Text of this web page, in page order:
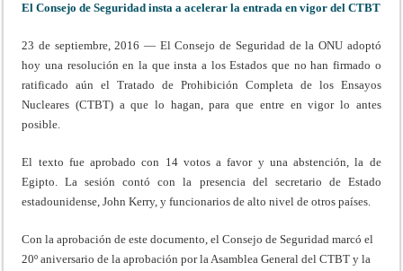
El Consejo de Seguridad insta a acelerar la entrada en vigor del CTBT
23 de septiembre, 2016 — El Consejo de Seguridad de la ONU adoptó
hoy una resolución en la que insta a los Estados que no han firmado o
ratificado aún el Tratado de Prohibición Completa de los Ensayos
Nucleares (CTBT) a que lo hagan, para que entre en vigor lo antes
posible.
El texto fue aprobado con 14 votos a favor y una abstención, la de
Egipto. La sesión contó con la presencia del secretario de Estado
estadounidense, John Kerry, y funcionarios de alto nivel de otros países.
Con la aprobación de este documento, el Consejo de Seguridad marcó el
20º aniversario de la aprobación por la Asamblea General del CTBT y la